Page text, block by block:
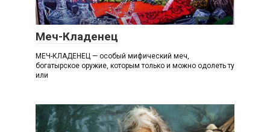
М
Меч-Кладенец
МЕЧ-КЛАДЕНЕЦ — особый мифический меч,
богатырское оружие, которым только и можно одолеть ту
или